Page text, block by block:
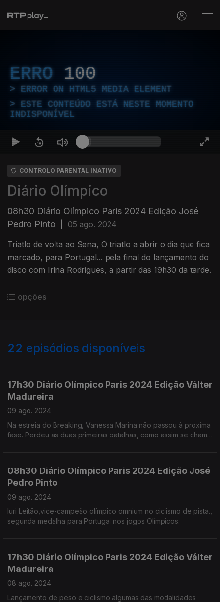
ERRO 100
ERROR ON HTML5 MEDIA ELEMENT
ESTE CONTEÚDO ESTÁ NESTE MOMENTO
INDISPONÍVEL
CONTROLO PARENTAL INATIVO
Diário Olímpico
08h30 Diário Olímpico Paris 2024 Edição José
Pedro Pinto
05 ago. 2024
Triatlo de volta ao Sena, O triatlo a abrir o dia que fica
marcado, para Portugal... pela final do lançamento do
disco com Irina Rodrigues, a partir das 19h30 da tarde.
opções
22 episódios disponíveis
17h30 Diário Olímpico Paris 2024 Edição Válter
Madureira
09 ago. 2024
Na estreia do Breaking, Vanessa Marina não passou à proxima
fase. Perdeu as duas primeiras batalhas, como assim se chama.
08h30 Diário Olímpico Paris 2024 Edição José
Pedro Pinto
09 ago. 2024
Iuri Leitão,vice-campeão olímpico omnium no ciclismo de pista.,
segunda medalha para Portugal nos jogos Olímpicos.
17h30 Diário Olímpico Paris 2024 Edição Válter
Madureira
08 ago. 2024
Lançamento de peso e ciclismo algumas das modalidades